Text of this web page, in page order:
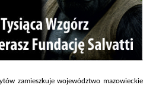
zamieszkuje województwo mazowieckie